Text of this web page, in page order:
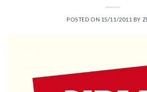
POSTED ON 15/11/2011 BY